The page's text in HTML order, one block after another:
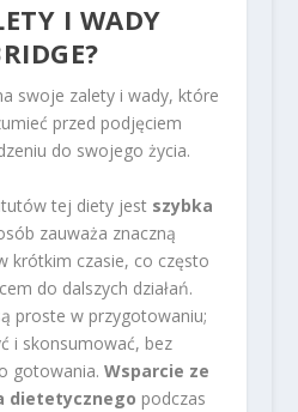
I WADY
swoje zalety i wady, które
przed podjęciem
do swojego życia.
tej diety jest szybka
zauważa znaczną
krótkim czasie, co często
do dalszych działań.
proste w przygotowaniu;
i skonsumować, bez
gotowania. Wsparcie ze
dietetycznego podczas